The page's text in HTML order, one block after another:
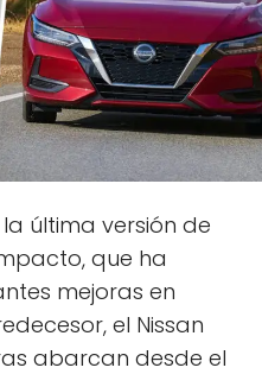
la última versión de
que ha
mejoras en
el Nissan
abarcan desde el